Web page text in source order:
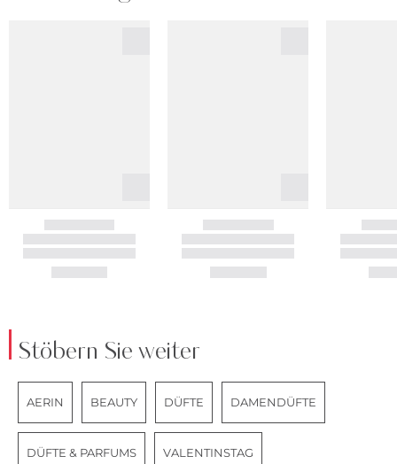
Stöbern Sie weiter
AERIN BEAUTY DÜFTE DAMENDÜFTE
DÜFTE & PARFUMS VALENTINSTAG